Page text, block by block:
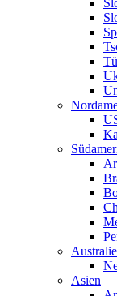
Asien